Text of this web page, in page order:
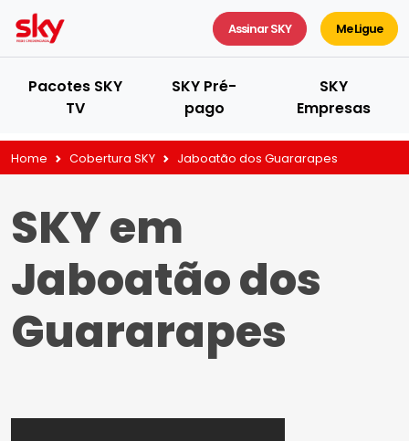
Assinar SKY Me Ligue
Pacotes SKY
TV
SKY Pré-
pago
SKY
Empresas
Home Cobertura SKY Jaboatão dos Guararapes
SKY em
Jaboatão dos
Guararapes